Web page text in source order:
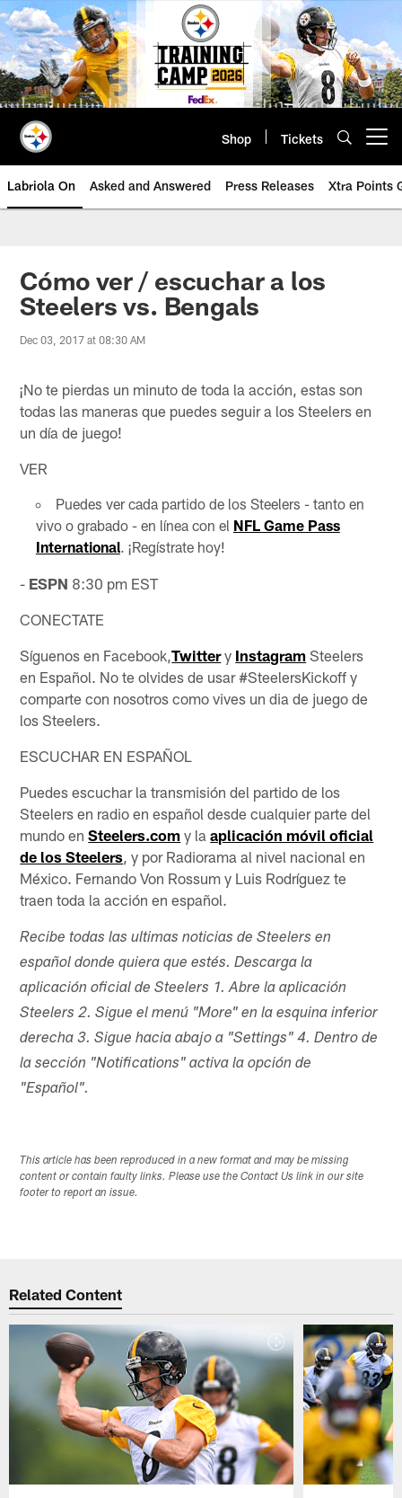
Skip
to
main
content
Shop Tickets
Labriola On Asked and Answered Press Releases Xtra Points
Cómo ver / escuchar a los
Steelers vs. Bengals
Dec 03, 2017 at 08:30 AM
¡No te pierdas un minuto de toda la acción, estas son
todas las maneras que puedes seguir a los Steelers en
un día de juego!
VER
Puedes ver cada partido de los Steelers - tanto en
vivo o grabado - en línea con el NFL Game Pass
International. ¡Regístrate hoy!
- ESPN 8:30 pm EST
CONECTATE
Síguenos en Facebook,Twittery Instagram Steelers
en Español. No te olvides de usar #SteelersKickoff y
comparte con nosotros como vives un dia de juego de
los Steelers.
ESCUCHAR EN ESPAÑOL
Puedes escuchar la transmisión del partido de los
Steelers en radio en español desde cualquier parte del
mundo enSteelers.com y laaplicación móvil oficial
de los Steelers , y por Radiorama al nivel nacional en
México. Fernando Von Rossum y Luis Rodríguez te
traen toda la acción en español.
Recibe todas las ultimas noticias de Steelers en
español donde quiera que estés. Descarga la
aplicación oficial de Steelers 1. Abre la aplicación
Steelers 2. Sigue el menú "More" en la esquina inferior
derecha 3. Sigue hacia abajo a "Settings" 4. Dentro de
la sección "Notifications" activa la opción de
"Español".
This article has been reproduced in a new format and may be missing
content or contain faulty links. Please use the Contact Us link in our site
footer to report an issue.
Related Content